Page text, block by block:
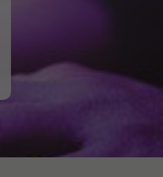
Management
och integration